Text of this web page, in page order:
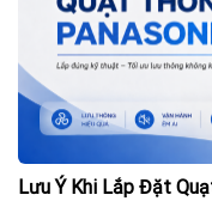
Lưu Ý Khi Lắp Đặt